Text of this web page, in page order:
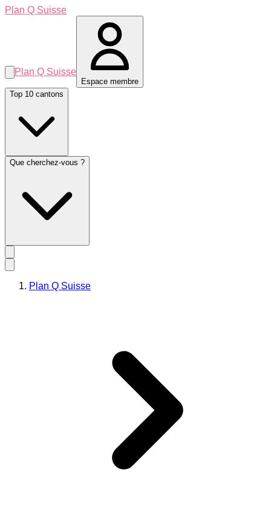
Plan Q Suisse
Plan Q Suisse
Espace membre
Top 10 cantons
Que cherchez-vous ?
Plan Q Suisse